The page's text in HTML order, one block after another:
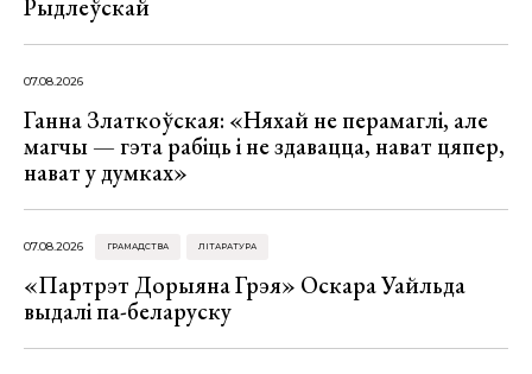
Рыдлеўскай
07.08.2026
Ганна Златкоўская: «Няхай не перамаглі, але
магчы — гэта рабіць і не здавацца, нават цяпер,
нават у думках»
07.08.2026 ГРАМАДСТВА ЛІТАРАТУРА
«Партрэт Дорыяна Грэя» Оскара Уайльда
выдалі па-беларуску